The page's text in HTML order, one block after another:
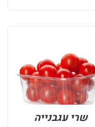
שרי עגבנייה